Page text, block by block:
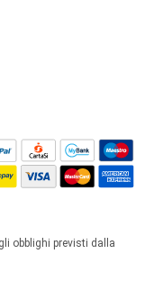
obblighi previsti dalla